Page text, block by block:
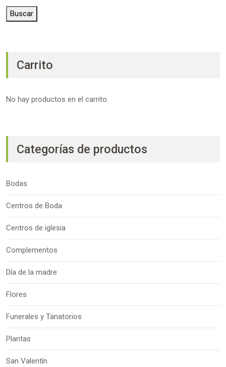
Buscar
Carrito
No hay productos en el carrito.
Categorías de productos
Bodas
Centros de Boda
Centros de iglesia
Complementos
Día de la madre
Flores
Funerales y Tanatorios
Plantas
San Valentín